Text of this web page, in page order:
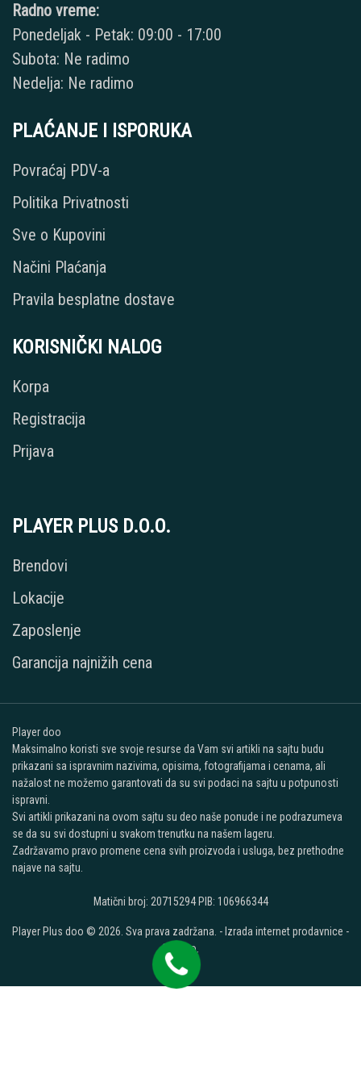
Radno vreme:
Ponedeljak - Petak: 09:00 - 17:00
Subota: Ne radimo
Nedelja: Ne radimo
PLAĆANJE I ISPORUKA
Povraćaj PDV-a
Politika Privatnosti
Sve o Kupovini
Načini Plaćanja
Pravila besplatne dostave
KORISNIČKI NALOG
Korpa
Registracija
Prijava
PLAYER PLUS D.O.O.
Brendovi
Lokacije
Zaposlenje
Garancija najnižih cena
Player doo
Maksimalno koristi sve svoje resurse da Vam svi artikli na sajtu budu
prikazani sa ispravnim nazivima, opisima, fotografijama i cenama, ali
nažalost ne možemo garantovati da su svi podaci na sajtu u potpunosti
ispravni.
Svi artikli prikazani na ovom sajtu su deo naše ponude i ne podrazumeva
se da su svi dostupni u svakom trenutku na našem lageru.
Zadržavamo pravo promene cena svih proizvoda i usluga, bez prethodne
najave na sajtu.
Matični broj: 20715294 PIB: 106966344
Player Plus doo © 2026. Sva prava zadržana. - Izrada internet prodavnice -
Selltico.